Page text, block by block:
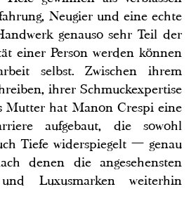
Neugier und eine echte
genauso sehr Teil der
einer Person werden können
selbst. Zwischen ihrem
ihrer Schmuckexpertise
Mutter hat Manon Crespi eine
aufgebaut, die sowohl
Tiefe widerspiegelt — genau
denen die angesehensten
Luxusmarken weiterhin